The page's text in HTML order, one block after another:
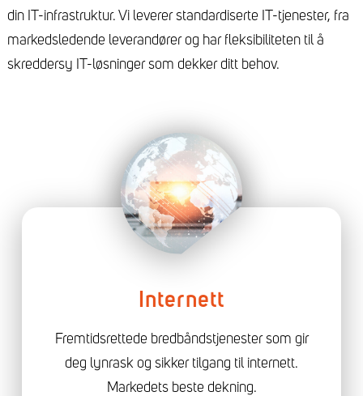
din IT-infrastruktur. Vi leverer standardiserte IT-tjenester, fra
markedsledende leverandører og har fleksibiliteten til å
skreddersy IT-løsninger som dekker ditt behov.
Internett
Fremtidsrettede bredbåndstjenester som gir
deg lynrask og sikker tilgang til internett.
Markedets beste dekning.